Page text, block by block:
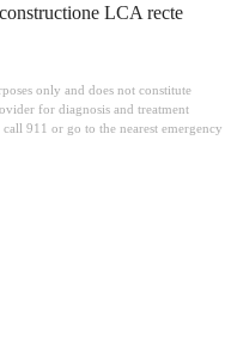
LCA recte
only and does not constitute
for diagnosis and treatment
911 or go to the nearest emergency